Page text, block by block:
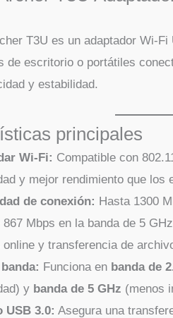
T3U es un adaptador Wi-
de escritorio o portátiles
y estabilidad.
principales
Wi-Fi: Compatible con
y mejor rendimiento que los
de conexión: Hasta 1300
867 Mbps en la banda de 5
online y transferencia de
Funciona en banda de
y banda de 5 GHz (menos
USB 3.0: Asegura una